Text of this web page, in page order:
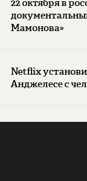
Мамонова»
Netflix
Анджелесе с